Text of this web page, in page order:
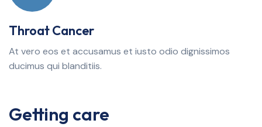
Throat Cancer
At vero eos et accusamus et iusto odio dignissimos
ducimus qui blanditiis.
Getting care